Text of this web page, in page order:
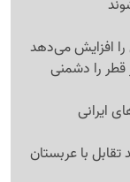
را افزایش می‌دهد
را دشمنی
ایرانی
با عربستان